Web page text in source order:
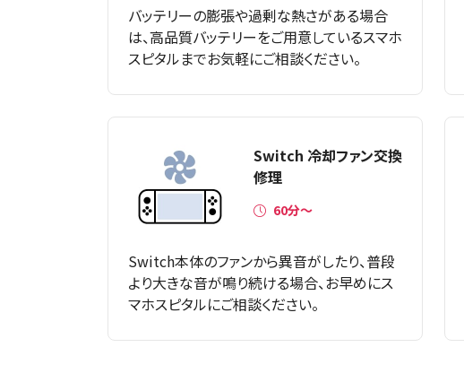
バッテリーの膨張や過剰な熱さがある場合
は、高品質バッテリーをご用意しているスマホ
スピタルまでお気軽にご相談ください。
Switch 冷却ファン交換
修理
60分〜
Switch本体のファンから異音がしたり、普段
より大きな音が鳴り続ける場合、お早めにス
マホスピタルにご相談ください。